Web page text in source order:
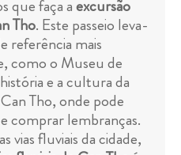
que faça aexcursão
Tho. Este passeio leva-
referência mais
como o Museu de
e a cultura da
Tho, onde pode
comprar lembranças.
vias fluviais da cidade,